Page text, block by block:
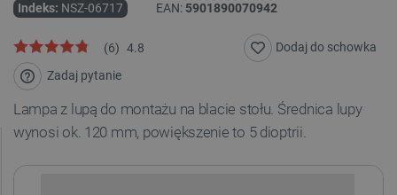
Indeks: NSZ-06717 EAN: 5901890070942
4.8
(6)
Zadaj pytanie
Dodaj do schowka
Lampa z lupą do montażu na blacie stołu. Średnica lupy
wynosi ok. 120 mm, powiększenie to 5 dioptrii.